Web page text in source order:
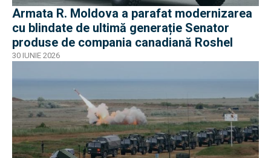
Armata R. Moldova a parafat modernizarea
cu blindate de ultimă generație Senator
produse de compania canadiană Roshel
30 IUNIE 2026